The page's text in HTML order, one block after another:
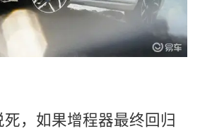
，如果增程器最终回归